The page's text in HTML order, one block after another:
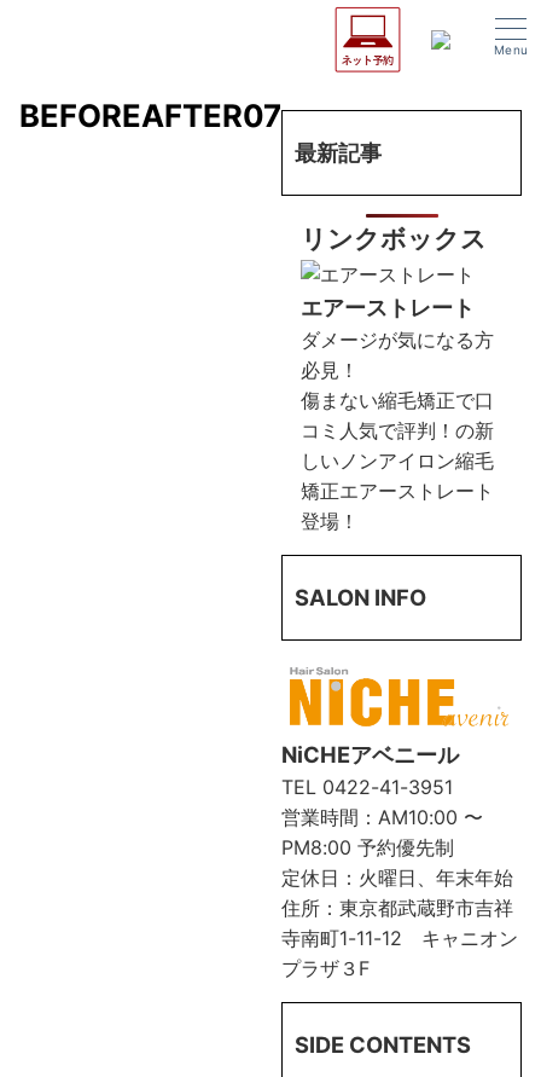
Menu
BEFOREAFTER07
最新記事
リンクボックス
エアーストレート
ダメージが気になる方
必見！
傷まない縮毛矯正で口
コミ人気で評判！の新
しいノンアイロン縮毛
矯正エアーストレート
登場！
SALON INFO
NiCHEアベニール
TEL 0422-41-3951
営業時間：AM10:00 〜
PM8:00 予約優先制
定休日：火曜日、年末年始
住所：東京都武蔵野市吉祥
寺南町1-11-12 キャニオン
プラザ３F
SIDE CONTENTS